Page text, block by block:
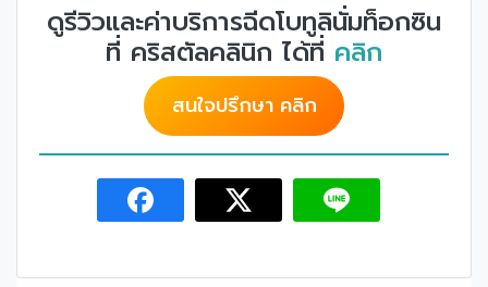
ดูรีวิวและค่าบริการฉีดโบทูลินั่มท็อกซิน
ที่ คริสตัลคลินิก ได้ที่ คลิก
สนใจปรึกษา คลิก